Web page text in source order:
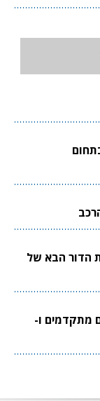
הדור הבא של
מתקדמים ו-